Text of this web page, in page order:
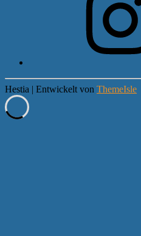
Hestia | Entwickelt von ThemeIsle